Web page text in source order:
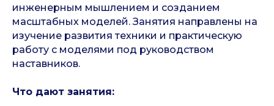
инженерным мышлением и созданием
масштабных моделей. Занятия направлены на
изучение развития техники и практическую
работу с моделями под руководством
наставников.
Что дают занятия: